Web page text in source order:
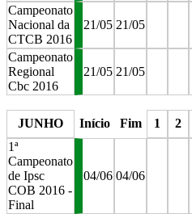
Campeonato
Nacional da
CTCB 2016
21/05 21/05
Campeonato
Regional
Cbc 2016
21/05 21/05
JUNHO
Início Fim 1 2
1ª
Campeonato
de Ipsc
COB 2016 -
Final
04/06 04/06